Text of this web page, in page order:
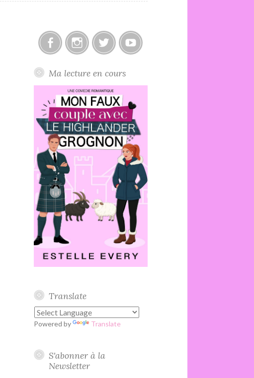
Ma lecture en cours
Translate
Powered by Translate
S'abonner à la
Newsletter